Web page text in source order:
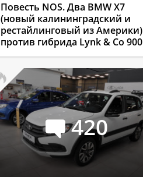
Повесть NOS. Два BMW X7
(новый калининградский и
рестайлинговый из Америки)
против гибрида Lynk & Co 900
420